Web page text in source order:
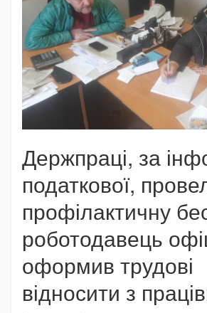
Держпраці, за
податкової,
профілактичну
роботодавець
оформив трудові
відносити з